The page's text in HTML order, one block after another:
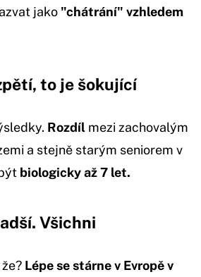
jako "chátrání" vzhledem
to je šokující
Rozdíl mezi zachovalým
a stejně starým seniorem v
biologicky až 7 let.
Všichni
Lépe se stárne v Evropě v